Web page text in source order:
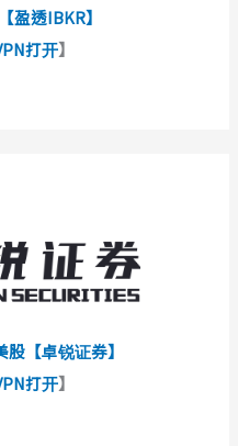
盈透IBKR】
打开】
【卓锐证券】
打开】